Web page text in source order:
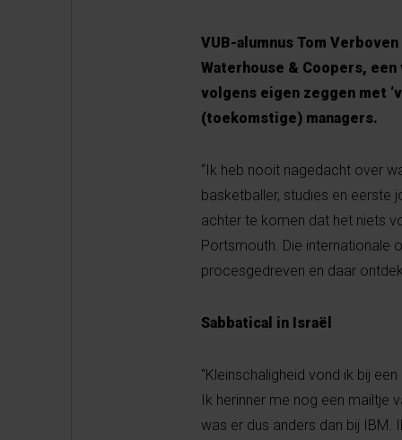
VUB-alumnus Tom
Waterhouse & Coopers,
volgens eigen zeggen met
(toekomstige) managers.
“Ik heb nooit nagedacht over
basketballer, studies en eerste
achter te komen dat het niets
Portsmouth. Die internationale
procesgedreven en daar
Sabbatical in Israël
“Kleinschaligheid vond ik bij
Ik herinner me nog een mailtje
was er dus anders dan bij IBM.